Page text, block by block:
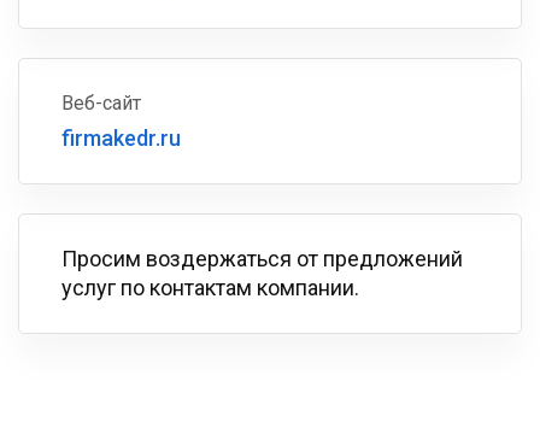
Веб-сайт
firmakedr.ru
Просим воздержаться от предложений
услуг по контактам компании.